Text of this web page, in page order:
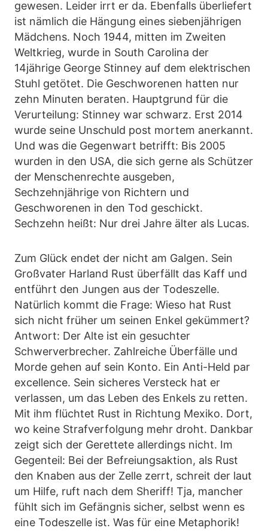
gewesen. Leider irrt er da. Ebenfalls überliefert
ist nämlich die Hängung eines siebenjährigen
Mädchens. Noch 1944, mitten im Zweiten
Weltkrieg, wurde in South Carolina der
14jährige George Stinney auf dem elektrischen
Stuhl getötet. Die Geschworenen hatten nur
zehn Minuten beraten. Hauptgrund für die
Verurteilung: Stinney war schwarz. Erst 2014
wurde seine Unschuld post mortem anerkannt.
Und was die Gegenwart betrifft: Bis 2005
wurden in den USA, die sich gerne als Schützer
der Menschenrechte ausgeben,
Sechzehnjährige von Richtern und
Geschworenen in den Tod geschickt.
Sechzehn heißt: Nur drei Jahre älter als Lucas.
Zum Glück endet der nicht am Galgen. Sein
Großvater Harland Rust überfällt das Kaff und
entführt den Jungen aus der Todeszelle.
Natürlich kommt die Frage: Wieso hat Rust
sich nicht früher um seinen Enkel gekümmert?
Antwort: Der Alte ist ein gesuchter
Schwerverbrecher. Zahlreiche Überfälle und
Morde gehen auf sein Konto. Ein Anti-Held par
excellence. Sein sicheres Versteck hat er
verlassen, um das Leben des Enkels zu retten.
Mit ihm flüchtet Rust in Richtung Mexiko. Dort,
wo keine Strafverfolgung mehr droht. Dankbar
zeigt sich der Gerettete allerdings nicht. Im
Gegenteil: Bei der Befreiungsaktion, als Rust
den Knaben aus der Zelle zerrt, schreit der laut
um Hilfe, ruft nach dem Sheriff! Tja, mancher
fühlt sich im Gefängnis sicher, selbst wenn es
eine Todeszelle ist. Was für eine Metaphorik!